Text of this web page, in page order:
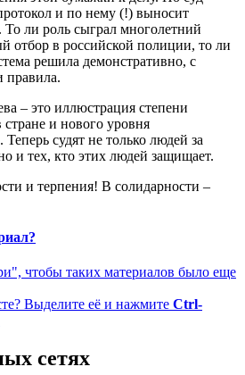
и по нему (!) выносит
То ли роль сыграл многолетний
отбор в российской полиции, то ли
решила демонстративно, с
правила.
– это иллюстрация степени
и нового уровня
судят не только людей за
и тех, кто этих людей защищает.
и терпения! В солидарности –
чтобы таких материалов было еще
Выделите её и нажмите Ctrl-
сетях